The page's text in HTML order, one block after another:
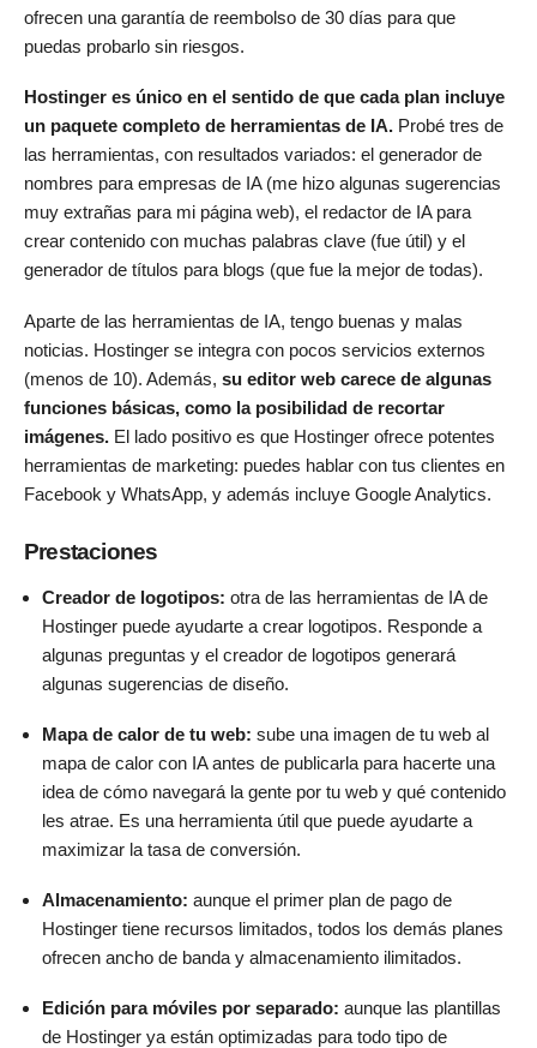
ofrecen una garantía de reembolso de 30 días para que
puedas probarlo sin riesgos.
Hostinger es único en el sentido de que cada plan incluye
un paquete completo de herramientas de IA. Probé tres de
las herramientas, con resultados variados: el generador de
nombres para empresas de IA (me hizo algunas sugerencias
muy extrañas para mi página web), el redactor de IA para
crear contenido con muchas palabras clave (fue útil) y el
generador de títulos para blogs (que fue la mejor de todas).
Aparte de las herramientas de IA, tengo buenas y malas
noticias. Hostinger se integra con pocos servicios externos
(menos de 10). Además, su editor web carece de algunas
funciones básicas, como la posibilidad de recortar
imágenes. El lado positivo es que Hostinger ofrece potentes
herramientas de marketing: puedes hablar con tus clientes en
Facebook y WhatsApp, y además incluye Google Analytics.
Prestaciones
Creador de logotipos: otra de las herramientas de IA de
Hostinger puede ayudarte a crear logotipos. Responde a
algunas preguntas y el creador de logotipos generará
algunas sugerencias de diseño.
Mapa de calor de tu web: sube una imagen de tu web al
mapa de calor con IA antes de publicarla para hacerte una
idea de cómo navegará la gente por tu web y qué contenido
les atrae. Es una herramienta útil que puede ayudarte a
maximizar la tasa de conversión.
Almacenamiento: aunque el primer plan de pago de
Hostinger tiene recursos limitados, todos los demás planes
ofrecen ancho de banda y almacenamiento ilimitados.
Edición para móviles por separado: aunque las plantillas
de Hostinger ya están optimizadas para todo tipo de